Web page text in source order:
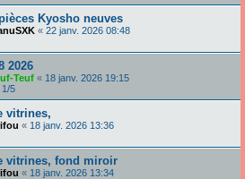
Kyosho neuves
« 22 janv. 2026 08:48
2026
Teuf « 18 janv. 2026 19:15
1/5
vitrines,
« 18 janv. 2026 13:36
vitrines, fond miroir
« 18 janv. 2026 13:34